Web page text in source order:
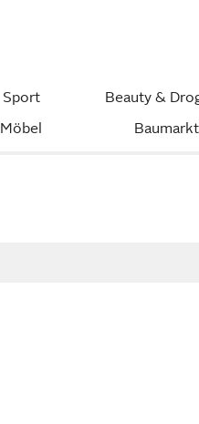
Sport Beauty &
Möbel Baumarkt